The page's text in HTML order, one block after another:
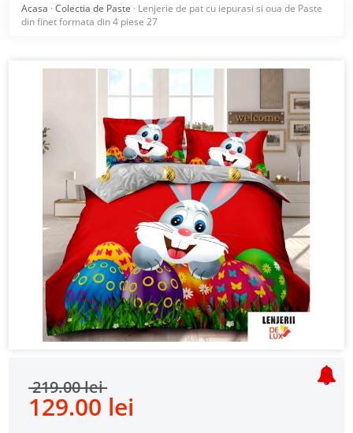
Acasa ·Colectia de Paste · Lenjerie de pat cu iepurasi si oua de Paste
din finet formata din 4 piese 27
219.00 lei
129.00 lei